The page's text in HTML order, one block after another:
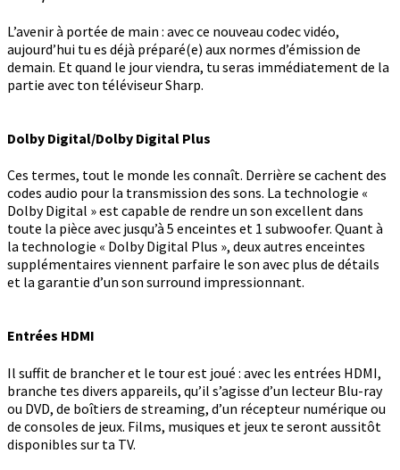
L’avenir à portée de main : avec ce nouveau codec vidéo,
aujourd’hui tu es déjà préparé(e) aux normes d’émission de
demain. Et quand le jour viendra, tu seras immédiatement de la
partie avec ton téléviseur Sharp.
Dolby Digital/Dolby Digital Plus
Ces termes, tout le monde les connaît. Derrière se cachent des
codes audio pour la transmission des sons. La technologie «
Dolby Digital » est capable de rendre un son excellent dans
toute la pièce avec jusqu’à 5 enceintes et 1 subwoofer. Quant à
la technologie « Dolby Digital Plus », deux autres enceintes
supplémentaires viennent parfaire le son avec plus de détails
et la garantie d’un son surround impressionnant.
Entrées HDMI
Il suffit de brancher et le tour est joué : avec les entrées HDMI,
branche tes divers appareils, qu’il s’agisse d’un lecteur Blu-ray
ou DVD, de boîtiers de streaming, d’un récepteur numérique ou
de consoles de jeux. Films, musiques et jeux te seront aussitôt
disponibles sur ta TV.